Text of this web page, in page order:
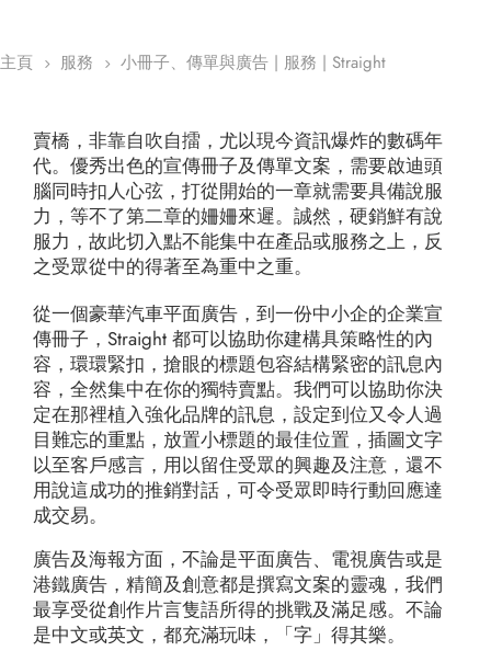
主頁 5 服務 5 小冊子、傳單與廣告 | 服務 | Straight
賣橋，非靠自吹自擂，尤以現今資訊爆炸的數碼年
代。優秀出色的宣傳冊子及傳單文案，需要啟迪頭
腦同時扣人心弦，打從開始的一章就需要具備說服
力，等不了第二章的姍姍來遲。誠然，硬銷鮮有說
服力，故此切入點不能集中在產品或服務之上，反
之受眾從中的得著至為重中之重。
從一個豪華汽車平面廣告，到一份中小企的企業宣
傳冊子，Straight 都可以協助你建構具策略性的內
容，環環緊扣，搶眼的標題包容結構緊密的訊息內
容，全然集中在你的獨特賣點。我們可以協助你決
定在那裡植入強化品牌的訊息，設定到位又令人過
目難忘的重點，放置小標題的最佳位置，插圖文字
以至客戶感言，用以留住受眾的興趣及注意，還不
用說這成功的推銷對話，可令受眾即時行動回應達
成交易。
廣告及海報方面，不論是平面廣告、電視廣告或是
港鐵廣告，精簡及創意都是撰寫文案的靈魂，我們
最享受從創作片言隻語所得的挑戰及滿足感。不論
是中文或英文，都充滿玩味，「字」得其樂。